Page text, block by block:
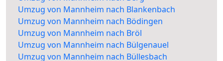
Umzug von Mannheim nach Blankenbach
Umzug von Mannheim nach Bödingen
Umzug von Mannheim nach Bröl
Umzug von Mannheim nach Bülgenauel
Umzug von Mannheim nach Büllesbach